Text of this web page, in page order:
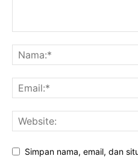
Simpan nama, email, dan